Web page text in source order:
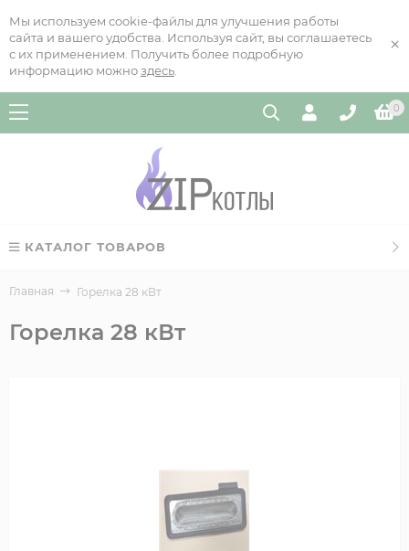
Мы используем cookie-файлы для улучшения работы
сайта и вашего удобства. Используя сайт, вы соглашаетесь
с их применением. Получить более подробную
информацию можно здесь
×
0
КАТАЛОГ ТОВАРОВ
Главная Горелка 28 кВт
Горелка 28 кВт